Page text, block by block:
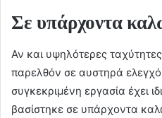
Σε υπάρχοντα
Αν και υψηλότερες
παρελθόν σε αυστηρά
συγκεκριμένη εργασία έχει
βασίστηκε σε υπάρχοντα